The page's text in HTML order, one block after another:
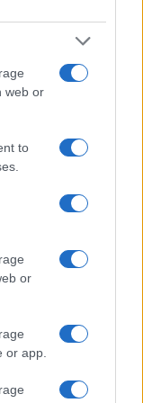
web or
to
or
or app.
costa da
circa due
aumento di
ammesso che
parte dei casi,
conseguito il
superiore
L’aumento
di lavoro
aumento